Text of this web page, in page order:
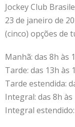
Jockey Club
23 de janeiro de
(cinco) opções de
Manhã: das 8h às
Tarde: das 13h às
Tarde estendida:
Integral: das 8h às
Integral